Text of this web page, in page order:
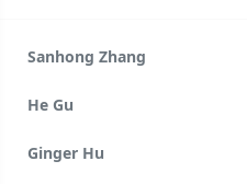
Sanhong Zhang
He Gu
Ginger Hu